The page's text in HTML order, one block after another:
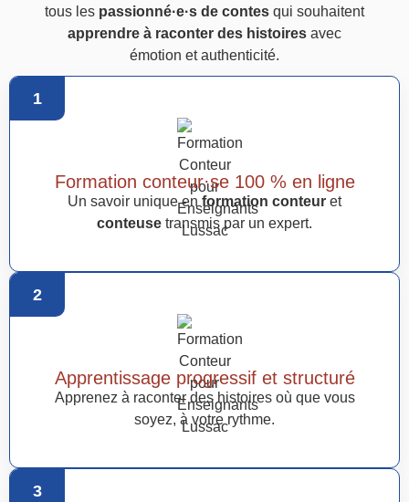
tous les passionné·e·s de contesqui souhaitent
apprendre à raconter des histoiresavec
émotion et authenticité.
1
Formation conteur·se 100 % en ligne
Un savoir unique en formation conteur et
conteuse transmis par un expert.
2
Apprentissage progressif et structuré
Apprenez à raconter des histoires où que vous
soyez, à votre rythme.
3